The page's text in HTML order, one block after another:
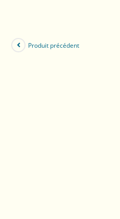
Produit précédent